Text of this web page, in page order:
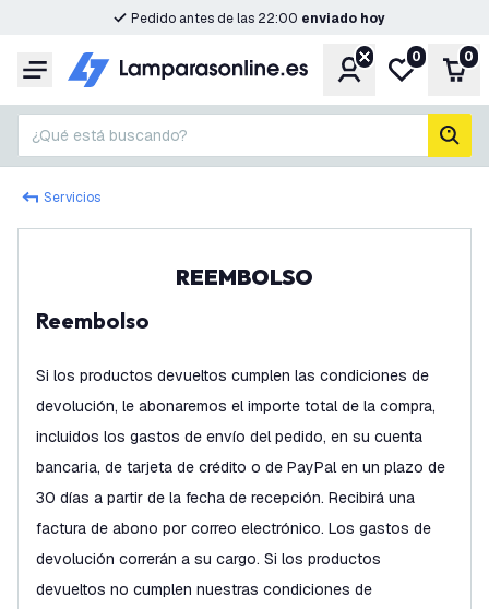
Pedido antes de las 22:00 enviado hoy
Menú CuentaMi lista de
0 0
¿Qué está buscando?
Servicios
REEMBOLSO
Reembolso
Si los productos devueltos cumplen las condiciones de
devolución, le abonaremos el importe total de la compra,
incluidos los gastos de envío del pedido, en su cuenta
bancaria, de tarjeta de crédito o de PayPal en un plazo de
30 días a partir de la fecha de recepción. Recibirá una
factura de abono por correo electrónico. Los gastos de
devolución correrán a su cargo. Si los productos
devueltos no cumplen nuestras condiciones de